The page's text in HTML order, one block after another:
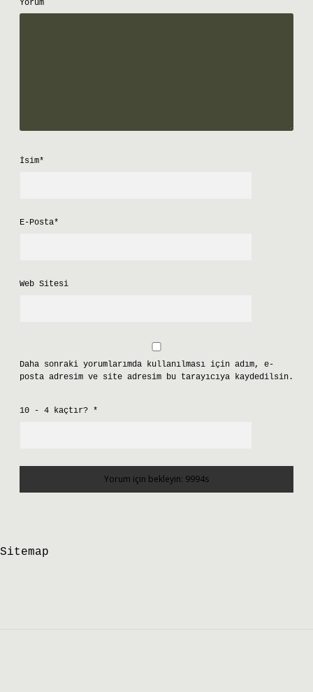
Yorum
İsim*
E-Posta*
Web Sitesi
Daha sonraki yorumlarımda kullanılması için adım, e-
posta adresim ve site adresim bu tarayıcıya kaydedilsin.
10 - 4 kaçtır? *
Sitemap